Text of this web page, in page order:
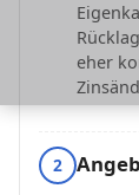
eher
2